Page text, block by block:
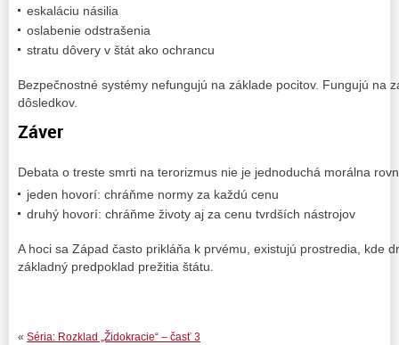
eskaláciu násilia
oslabenie odstrašenia
stratu dôvery v štát ako ochrancu
Bezpečnostné systémy nefungujú na základe pocitov. Fungujú na
dôsledkov.
Záver
Debata o treste smrti na terorizmus nie je jednoduchá morálna
jeden hovorí: chráňme normy za každú cenu
druhý hovorí: chráňme životy aj za cenu tvrdších nástrojov
A hoci sa Západ často prikláňa k prvému, existujú prostredia, kde
základný predpoklad prežitia štátu.
« Séria: Rozklad „Židokracie“ – časť 3